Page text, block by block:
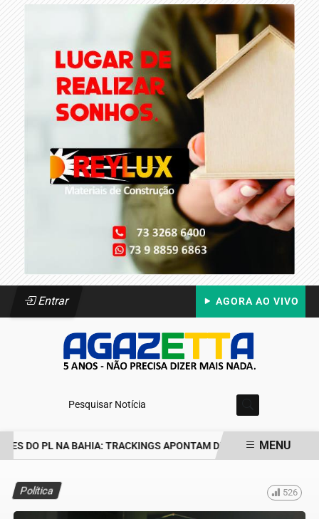
Entrar AGORA AO VIVO
Pesquisar Notícia
DO PL NA BAHIA: TRACKINGS APONTAM DRA. RAISSA SOARES
MENU
Política 526